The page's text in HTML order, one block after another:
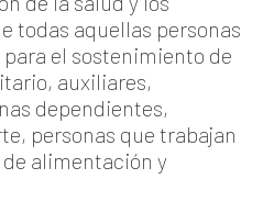
todas aquellas personas
el sostenimiento de
auxiliares,
dependientes,
personas que trabajan
alimentación y